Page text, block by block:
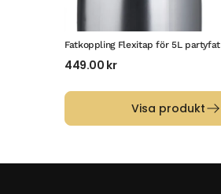
Fatkoppling Flexitap för 5L partyfat
449.00 kr
Visa produkt